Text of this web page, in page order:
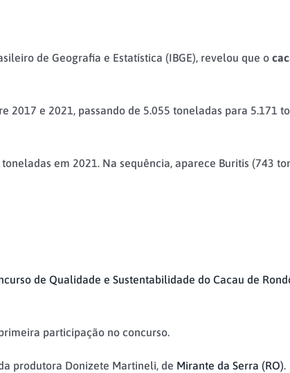
de Geografia e Estatística (IBGE), revelou que o
2017 e 2021, passando de 5.055 toneladas para 5.171
em 2021. Na sequência, aparece Buritis (743
de Qualidade e Sustentabilidade do Cacau de
participação no concurso.
produtora Donizete Martineli, de Mirante da Serra (RO).